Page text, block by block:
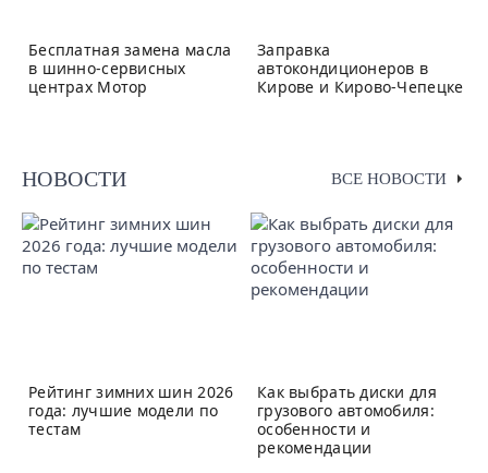
Бесплатная замена масла
в шинно-сервисных
центрах Мотор
Заправка
автокондиционеров в
Кирове и Кирово-Чепецке
НОВОСТИ ВСЕ НОВОСТИ
Рейтинг зимних шин 2026
года: лучшие модели по
тестам
Как выбрать диски для
грузового автомобиля:
особенности и
рекомендации